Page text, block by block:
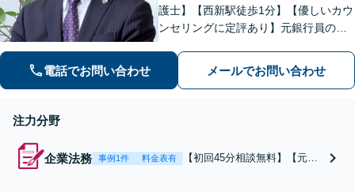
護士】【西新駅徒歩1分】【優しいカウ
ンセリングに定評あり】元銀行員のノ
理／労働雇用／企業法務／債権回収か
ら離婚問題までサポートします。経営
電話でお問い合わせ メールでお問い合わせ
注力分野
企業法務 事例1件 料金表有
【初回45分相談無料】【元銀